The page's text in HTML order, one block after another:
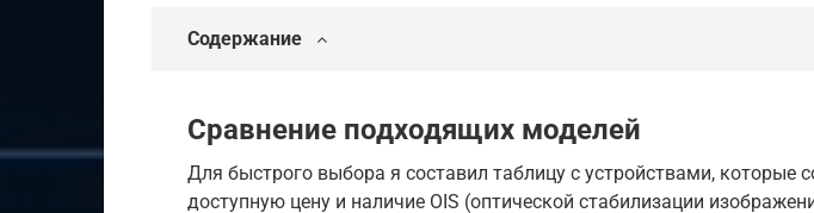
Содержание
Сравнение подходящих моделей
Для быстрого выбора я составил таблицу с устройствами, которые
доступную цену и наличие OIS (оптической стабилизации